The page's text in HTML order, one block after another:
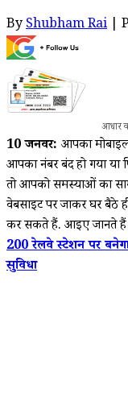
ByShubham Rai |
आधार
10 जनवरी: आपका
आपका नंबर बंद हो गया या
तो आपको समस्याओं का
वेबसाइट पर जाकर घर बैठे
कर सकते हैं. आइए जानते हैं
200 रेलवे स्टेशन पर
सुविधा